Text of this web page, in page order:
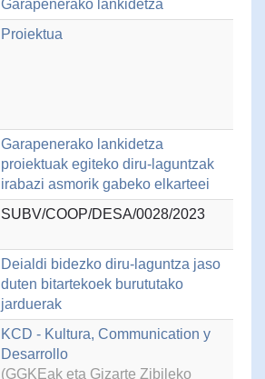
Garapenerako lankidetza
Proiektua
Garapenerako lankidetza
proiektuak egiteko diru-laguntzak
irabazi asmorik gabeko elkarteei
SUBV/COOP/DESA/0028/2023
Deialdi bidezko diru-laguntza jaso
duten bitartekoek burututako
jarduerak
KCD - Kultura, Communication y
Desarrollo
(GGKEak eta Gizarte Zibileko